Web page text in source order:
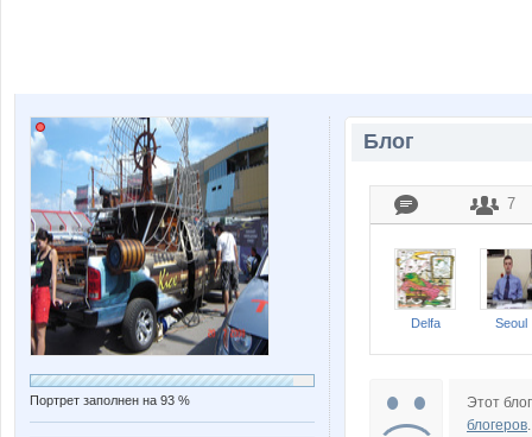
Портрет заполнен на 93 %
Блог
7
Delfa Seoul
Этот
блогеров.